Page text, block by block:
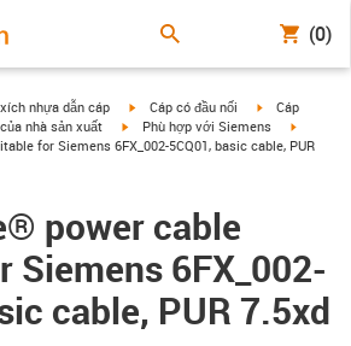
(0)
right
nhựa dẫn cáp igus-icon-arrow-right
Cáp có đầu nối igus-icon-
Cáp
nhà sản xuất
igus-icon-arrow-right
Phù hợp với Siemens
for Siemens 6FX_002-5CQ01, basic cable, PUR
power cable
Siemens 6FX_002-
cable, PUR 7.5xd